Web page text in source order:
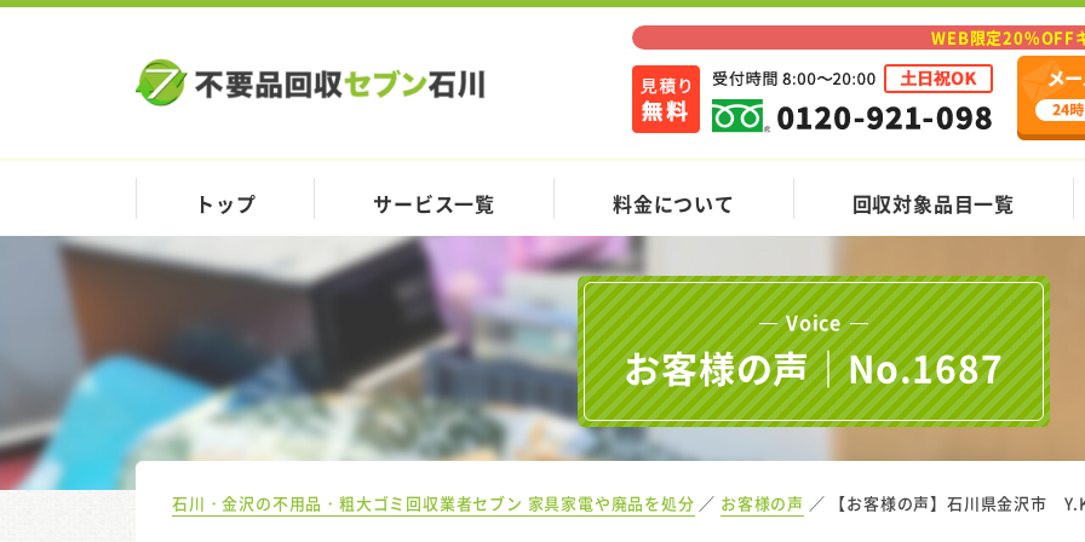
WEB限定20%OFF
トップ サービス一覧 料金について 回収対象品目一覧
Voice
お客様の声｜No.1687
石川・金沢の不用品・粗大ゴミ回収業者セブン 家具家電や廃品を処分 お客様の声 【お客様の声】石川県金沢市